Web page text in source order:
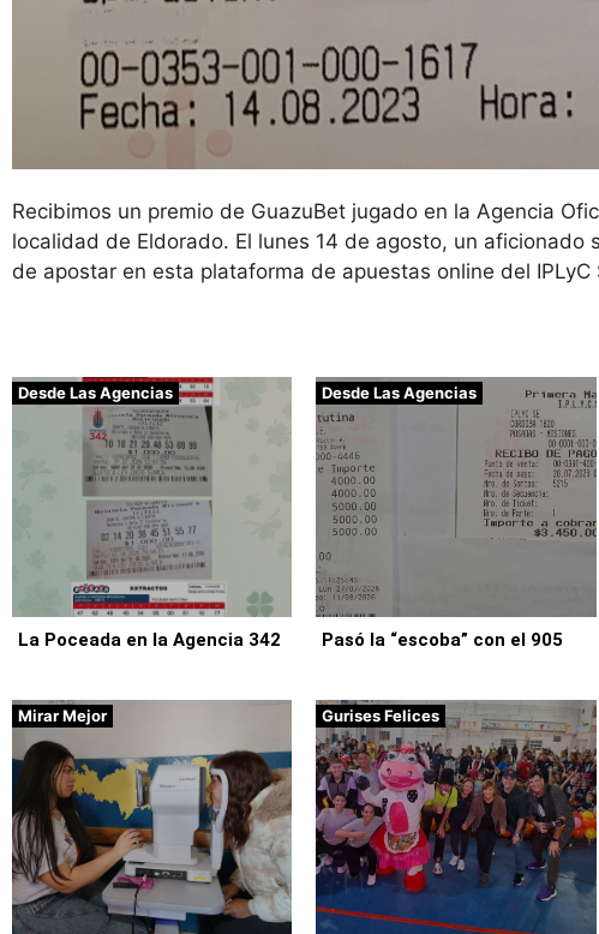
Recibimos un premio de GuazuBet jugado en la Agencia
localidad de Eldorado. El lunes 14 de agosto, un
de apostar en esta plataforma de apuestas online del IPLyC
Desde Las Agencias
La Poceada en la Agencia 342
Desde Las Agencias
Pasó la “escoba” con el 905
Mirar Mejor Gurises Felices